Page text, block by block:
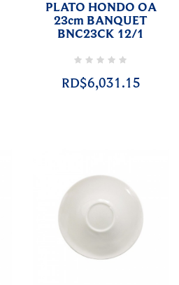
PLATO HONDO OA
23cm BANQUET
BNC23CK 12/1
RD$6,031.15